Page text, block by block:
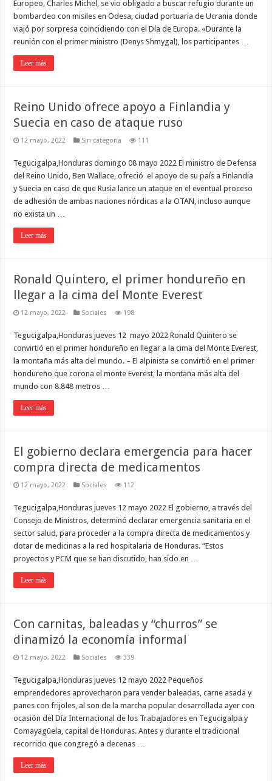
Europeo, Charles Michel, se vio obligado a buscar refugio durante un
bombardeo con misiles en Odesa, ciudad portuaria de Ucrania donde
viajó por sorpresa coincidiendo con el Día de Europa. «Durante la
reunión con el primer ministro (Denys Shmygal), los participantes …
Leer más
Reino Unido ofrece apoyo a Finlandia y
Suecia en caso de ataque ruso
12 mayo, 2022 Sin categoría 111
Tegucigalpa,Honduras domingo 08 mayo 2022 El ministro de Defensa
del Reino Unido, Ben Wallace, ofreció el apoyo de su país a Finlandia
y Suecia en caso de que Rusia lance un ataque en el eventual proceso
de adhesión de ambas naciones nórdicas a la OTAN, incluso aunque
no exista un …
Leer más
Ronald Quintero, el primer hondureño en
llegar a la cima del Monte Everest
12 mayo, 2022 Sociales 198
Tegucigalpa,Honduras jueves 12 mayo 2022 Ronald Quintero se
convirtió en el primer hondureño en llegar a la cima del Monte Everest,
la montaña más alta del mundo. – El alpinista se convirtió en el primer
hondureño que corona el monte Everest, la montaña más alta del
mundo con 8.848 metros …
Leer más
El gobierno declara emergencia para hacer
compra directa de medicamentos
12 mayo, 2022 Sociales 112
Tegucigalpa,Honduras jueves 12 mayo 2022 El gobierno, a través del
Consejo de Ministros, determinó declarar emergencia sanitaria en el
sector salud, para proceder a la compra directa de medicamentos y
dotar de medicinas a la red hospitalaria de Honduras. “Estos
proyectos y PCM que se han discutido, han sido en …
Leer más
Con carnitas, baleadas y “churros” se
dinamizó la economía informal
12 mayo, 2022 Sociales 339
Tegucigalpa,Honduras jueves 12 mayo 2022 Pequeños
emprendedores aprovecharon para vender baleadas, carne asada y
panes con frijoles, al son de la marcha popular desarrollada ayer con
ocasión del Día Internacional de los Trabajadores en Tegucigalpa y
Comayagüela, capital de Honduras. Antes y durante el tradicional
recorrido que congregó a decenas …
Leer más